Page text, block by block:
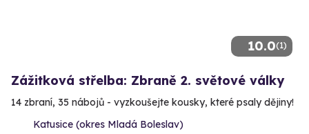
10.0(1)
Zážitková střelba: Zbraně 2. světové války
14 zbraní, 35 nábojů - vyzkoušejte kousky, které psaly dějiny!
Katusice (okres Mladá Boleslav)